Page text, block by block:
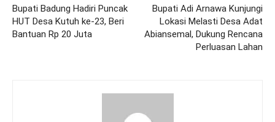
Bupati Badung Hadiri Puncak
HUT Desa Kutuh ke-23, Beri
Bantuan Rp 20 Juta
Bupati Adi Arnawa Kunjungi
Lokasi Melasti Desa Adat
Abiansemal, Dukung Rencana
Perluasan Lahan